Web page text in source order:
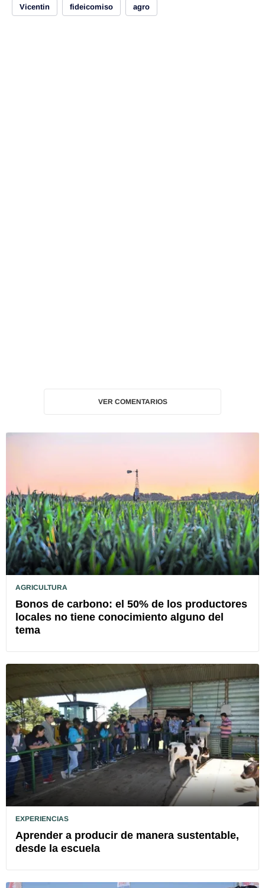
Vicentin fideicomiso agro
VER COMENTARIOS
AGRICULTURA
Bonos de carbono: el 50% de los productores
locales no tiene conocimiento alguno del
tema
EXPERIENCIAS
Aprender a producir de manera sustentable,
desde la escuela